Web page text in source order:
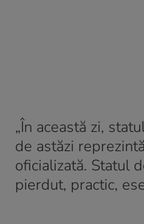
„În această zi,
de astăzi
oficializată. Statul
pierdut, practic,